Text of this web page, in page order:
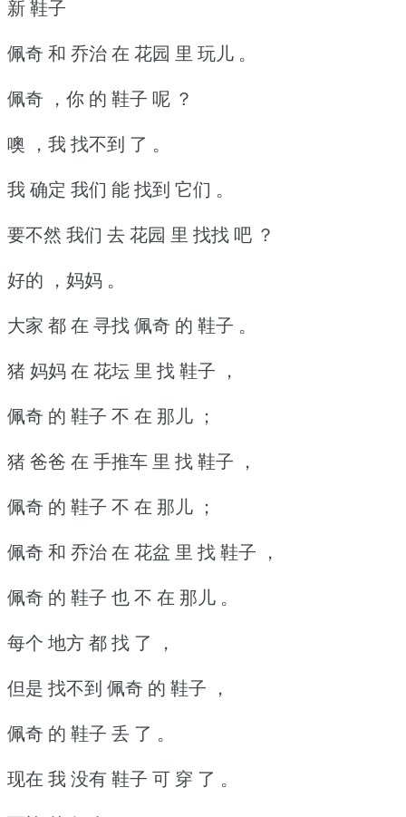
新 鞋子
佩奇 和 乔治 在 花园 里 玩儿 。
佩奇 ，你 的 鞋子 呢 ？
噢 ，我 找不到 了 。
我 确定 我们 能 找到 它们 。
要不然 我们 去 花园 里 找找 吧 ？
好的 ，妈妈 。
大家 都 在 寻找 佩奇 的 鞋子 。
猪 妈妈 在 花坛 里 找 鞋子 ，
佩奇 的 鞋子 不 在 那儿 ；
猪 爸爸 在 手推车 里 找 鞋子 ，
佩奇 的 鞋子 不 在 那儿 ；
佩奇 和 乔治 在 花盆 里 找 鞋子 ，
佩奇 的 鞋子 也 不 在 那儿 。
每个 地方 都 找 了 ，
但是 找不到 佩奇 的 鞋子 ，
佩奇 的 鞋子 丢 了 。
现在 我 没有 鞋子 可 穿 了 。